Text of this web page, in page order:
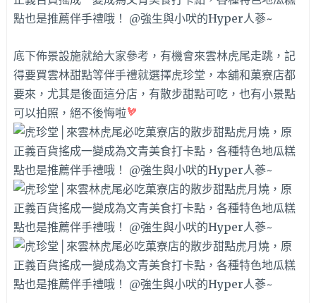
底下佈景設施就給大家參考，有機會來雲林虎尾走跳，記
得要買雲林甜點等伴手禮就選擇虎珍堂，本舖和菓寮店都
要來，尤其是後面這分店，有散步甜點可吃，也有小景點
可以拍照，絕不後悔啦